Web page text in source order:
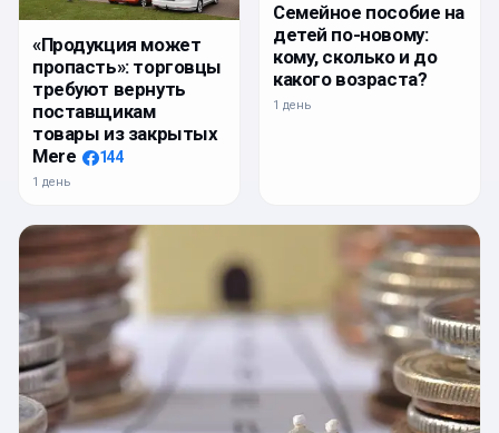
«Продукция может
пропасть»: торговцы
требуют вернуть
поставщикам
товары из закрытых
Mere
144
1 день
Семейное пособие на
детей по-новому:
кому, сколько и до
какого возраста?
1 день